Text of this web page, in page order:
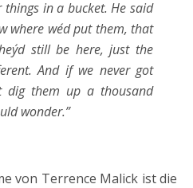
in a bucket. He said
where we´d put them, that
still be here, just the
And if we never got
dig them up a thousand
wonder.”
von Terrence Malick ist die